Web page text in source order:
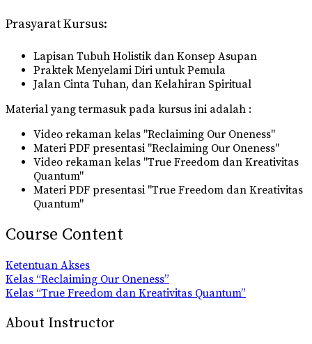
Prasyarat Kursus:
Lapisan Tubuh Holistik dan Konsep Asupan
Praktek Menyelami Diri untuk Pemula
Jalan Cinta Tuhan, dan Kelahiran Spiritual
Material yang termasuk pada kursus ini adalah :
Video rekaman kelas "Reclaiming Our Oneness"
Materi PDF presentasi "Reclaiming Our Oneness"
Video rekaman kelas "True Freedom dan Kreativitas
Quantum"
Materi PDF presentasi "True Freedom dan Kreativitas
Quantum"
Course Content
Ketentuan Akses
Kelas “Reclaiming Our Oneness”
Kelas “True Freedom dan Kreativitas Quantum”
About Instructor